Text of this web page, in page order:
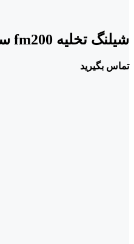
شیلنگ تخلیه fm200 سایز 7/8 1 اینچ
تماس بگیرید